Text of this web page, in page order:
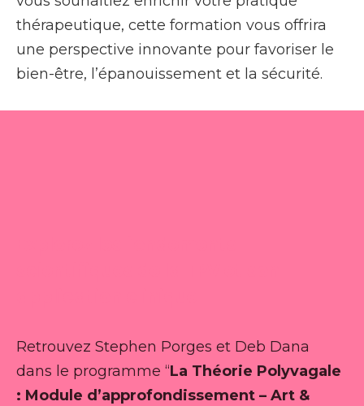
thérapeutique, cette formation vous offrira
une perspective innovante pour favoriser le
bien-être, l’épanouissement et la sécurité.
Retrouvez Stephen Porges et Deb Dana
dans le programme “La Théorie Polyvagale
: Module d’approfondissement – Art &